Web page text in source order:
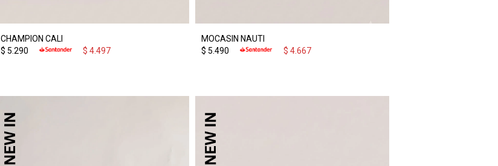
CHAMPION CALI
$ 5.290 $ 4.497
MOCASIN NAUTI
$ 5.490 $ 4.667